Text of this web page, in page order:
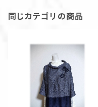
同じカテゴリの商品